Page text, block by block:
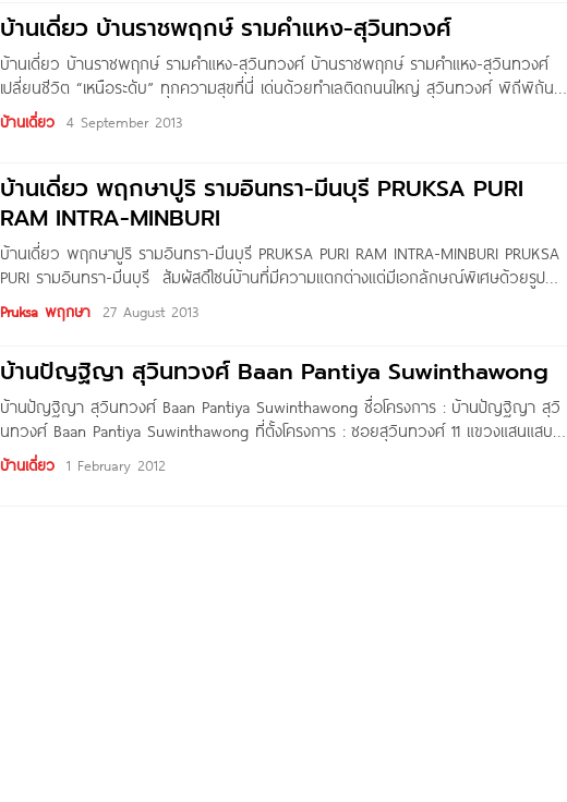
โรงพยาบาลนวมินทร์ เดอะมอลล์บางกะปิ ฯลฯ ที่บ้านปรีชา สุวินทวงศ์ เราให้ความสำคัญ
กับการใช้ชีวิต ท่ามกลางขนาดของสังคมพอเหมาะ บ้านสวย วัสดุมีมาตรฐาน ได้สัดส่วนกับ
ขนาดของโครงการ ให้คุณได้ใช้ทุกสิ่งอำนวยความสุขอย่างสบายๆ ในแวดล้อมของ
บรรยากาศทีได้รับการวางผังระยะยาวอย่างดี ชื่อโครงการ ปรีชา
บ้านเดี่ยว บ้านราชพฤกษ์ รามคำแหง-สุวินทวงศ์
บ้านเดี่ยว บ้านราชพฤกษ์ รามคำแหง-สุวินทวงศ์ บ้านราชพฤกษ์ รามคำแหง-สุวินทวงศ์
เปลี่ยนชีวิต “เหนือระดับ” ทุกความสุขที่นี่ เด่นด้วยทำเลติดถนนใหญ่ สุวินทวงศ์ พิถีพิถันใน
การออกแบบที่มีเอกลักษณ์ เฉพาะตัวที่เรียบหรู แต่เพียบพร้อมไปด้วยฟังก์ชั่นการใช้งานที่
ลงตัว จนทำให้คุณรู้สึกว่า ทุกวันคือที่สุดของการพักผ่อนของคุณ ชื่อโครงการ บ้าน
โครงการ บ้านเดี่ยว พื้นที่โครงการ 50 ไร่ 3 งาน 50
บ้านเดี่ยว 4 September 2013
บ้านเดี่ยว พฤกษาปูริ รามอินทรา-มีนบุรี PRUKSA PURI
RAM INTRA-MINBURI
บ้านเดี่ยว พฤกษาปูริ รามอินทรา-มีนบุรี PRUKSA PURI RAM INTRA-MINBURI PRUKSA
PURI รามอินทรา-มีนบุรี สัมผัสดีไซน์บ้านที่มีความแตกต่างแต่มีเอกลักษณ์พิเศษด้วยรูป
ทรงทันสมัย โอบล้อมด้วยความสุขเหมาะสมทุกองค์ประกอบของการอยู่อาศัยที่คุ้มค่า ชื่อ
โครงการ พฤกษาปูริ รามอินทรา-มีนบุรี PRUKSA PURI RAM INTRA-MINBURI เจ้าของ
พื้นที่โครงการ 43
Pruksa พฤกษา 27 August 2013
บ้านปัญฐิญา สุวินทวงศ์ Baan Pantiya Suwinthawong
บ้านปัญฐิญา สุวินทวงศ์ Baan Pantiya Suwinthawong ชื่อโครงการ : บ้านปัญฐิญา สุวิ
นทวงศ์ Baan Pantiya Suwinthawong ที่ตั้งโครงการ : ซอยสุวินทวงศ์ 11 แขวงแสนแสบ
เขตมีนบุรี กทม. การเดินทาง คลิก เพื่อดูแผนที่ขนาดใหญ่ การเดินทาง ผมเริ่มจาก ถนน
รามคำแหง (หน้า สถานีการประปามีนบุรี) > ถนนสุวินทวงศ์ > ซอยสุวินทวงศ์
บ้านเดี่ยว 1 February 2012